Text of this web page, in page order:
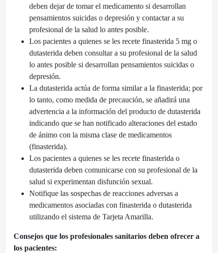
deben dejar de tomar el medicamento si desarrollan
pensamientos suicidas o depresión y contactar a su
profesional de la salud lo antes posible.
Los pacientes a quienes se les recete finasterida 5 mg o
dutasterida deben consultar a su profesional de la salud
lo antes posible si desarrollan pensamientos suicidas o
depresión.
La dutasterida actúa de forma similar a la finasterida; por
lo tanto, como medida de precaución, se añadirá una
advertencia a la información del producto de dutasterida
indicando que se han notificado alteraciones del estado
de ánimo con la misma clase de medicamentos
(finasterida).
Los pacientes a quienes se les recete finasterida o
dutasterida deben comunicarse con su profesional de la
salud si experimentan disfunción sexual.
Notifique las sospechas de reacciones adversas a
medicamentos asociadas con finasterida o dutasterida
utilizando el sistema de Tarjeta Amarilla.
Consejos que los profesionales sanitarios deben ofrecer a
los pacientes: